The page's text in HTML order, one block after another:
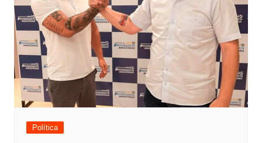
Política